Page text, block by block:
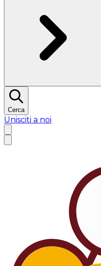
Cerca
Unisciti a noi